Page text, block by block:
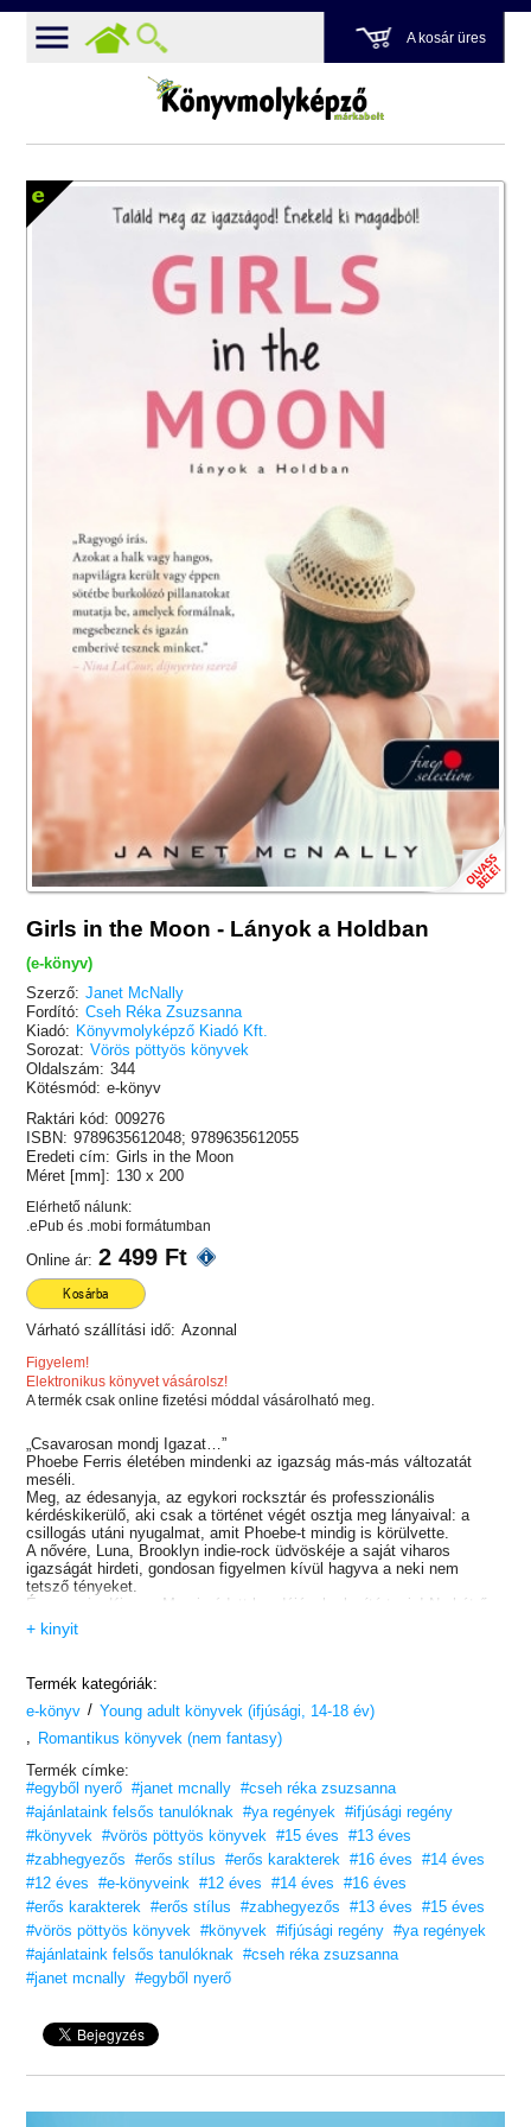
A kosár üres
Girls in the Moon - Lányok a Holdban
(e-könyv)
Szerző: Janet McNally
Fordító: Cseh Réka Zsuzsanna
Kiadó: Könyvmolyképző Kiadó Kft.
Sorozat: Vörös pöttyös könyvek
Oldalszám: 344
Kötésmód: e-könyv
Raktári kód: 009276
ISBN: 9789635612048; 9789635612055
Eredeti cím: Girls in the Moon
Méret [mm]: 130 x 200
Elérhető nálunk:
.ePub és .mobi formátumban
Online ár: 2 499 Ft
Kosárba
Várható szállítási idő: Azonnal
Figyelem!
Elektronikus könyvet vásárolsz!
A termék csak online fizetési móddal vásárolható meg.
„Csavarosan mondj Igazat…”
Phoebe Ferris életében mindenki az igazság más-más változatát
meséli.
Meg, az édesanyja, az egykori rocksztár és professzionális
kérdéskikerülő, aki csak a történet végét osztja meg lányaival: a
csillogás utáni nyugalmat, amit Phoebe-t mindig is körülvette.
A nővére, Luna, Brooklyn indie-rock üdvöskéje a saját viharos
igazságát hirdeti, gondosan figyelmen kívül hagyva a neki nem
tetsző tényeket.
És az apja, Kieran, Meg imádott bandájának alapító tagja! Na hát ő
semmit se mond, mivel három éve elmaradtak a telefonhívásai is.
Phoebe – az önmagát kereső, szárnypróbálgató költő – azonban
meglátogatja Lunát New Yorkban, elhatározza, kideríti, hogyan is
illeszkedik ő ebbe a mesemondókból álló családba, és talán a saját
történetét is továbbszövi – a zenészfiúval, akivel hónapok óta
titokban írogatnak egymásnak.
Ahogy az árapály a parthoz vonzza a víztömeget, Phoebe is ide-oda
sodródik delejes családtagjai és saját, új élete között. Phoebe első
kalandja előrefelé tapogatózik, míg Meg szerelmi története visszafelé
gombolyodik le. Hatására Phoebe fejest ugrik a saját jövőjébe.
+ kinyit
Termék kategóriák:
e-könyv / Young adult könyvek (ifjúsági, 14-18 év)
, Romantikus könyvek (nem fantasy)
Termék címke:
#egyből nyerő #janet mcnally #cseh réka zsuzsanna
#ajánlataink felsős tanulóknak
#ya regények
#ifjúsági regény
#könyvek
#vörös pöttyös könyvek #15 éves
#13 éves
#zabhegyezős
#erős stílus #erős karakterek #16 éves
#14 éves
#12 éves
#e-könyveink #12 éves #14 éves
#16 éves
#erős karakterek
#erős stílus #zabhegyezős #13 éves
#15 éves
#vörös pöttyös könyvek
#könyvek #ifjúsági regény #ya regények
#ajánlataink felsős tanulóknak
#cseh réka zsuzsanna
#janet mcnally #egyből nyerő